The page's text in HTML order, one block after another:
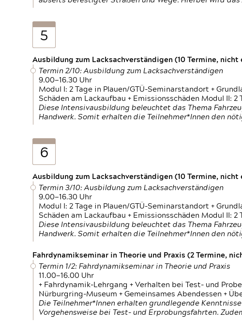
5
Ausbildung zum Lacksachverständigen (10 Termine, nicht
Termin 2/10: Ausbildung zum Lacksachverständigen
9.00—16.30 Uhr
Modul I: 2 Tage in Plauen/GTÜ-Seminarstandort +
Schäden am Lackaufbau + Emissionsschäden Modul II:
Diese Intensivausbildung beleuchtet das Thema
Handwerk. Somit erhalten die Teilnehmer*Innen den
6
Ausbildung zum Lacksachverständigen (10 Termine, nicht
Termin 3/10: Ausbildung zum Lacksachverständigen
9.00—16.30 Uhr
Modul I: 2 Tage in Plauen/GTÜ-Seminarstandort +
Schäden am Lackaufbau + Emissionsschäden Modul II:
Diese Intensivausbildung beleuchtet das Thema
Handwerk. Somit erhalten die Teilnehmer*Innen den
Fahrdynamikseminar in Theorie und Praxis (2 Termine,
Termin 1/2: Fahrdynamikseminar in Theorie und Praxis
11.00—16.00 Uhr
+ Fahrdynamik-Lehrgang + Verhalten bei Test- und
Nürburgring-Museum + Gemeinsames Abendessen +
Die Teilnehmer*Innen erhalten grundlegende
Vorgehensweise bei Test- und Erprobungsfahrten.